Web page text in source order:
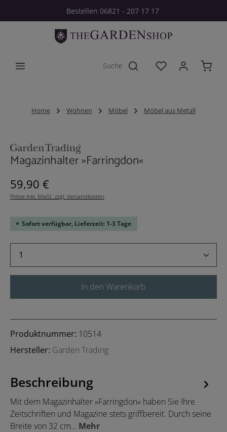
Zum Hauptinhalt springenBestellen 06821 - 207 17 17
Du hast 0
Home Wohnen Möbel Möbel aus Metall
Magazinhalter »Farringdon«
Regulärer Preis:
59,90 €
Preise inkl. MwSt. zzgl. Versandkosten
Sofort verfügbar, Lieferzeit: 1-3 Tage
Produkt Anzahl: Gib den gewünschten
In den Warenkorb
Produktnummer: 10514
Hersteller: Garden Trading
Beschreibung
Mit dem Magazinhalter »Farringdon« haben Sie Ihre
Zeitschriften und Magazine stets griffbereit. Durch seine
Breite von 32 cm… Mehr